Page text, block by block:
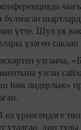
булмаган
үтте. Шул ук
үзәген саклап
узганча,
узган
һәм лидерлык»
ел үрнәгендәге
үтәлгән, дип